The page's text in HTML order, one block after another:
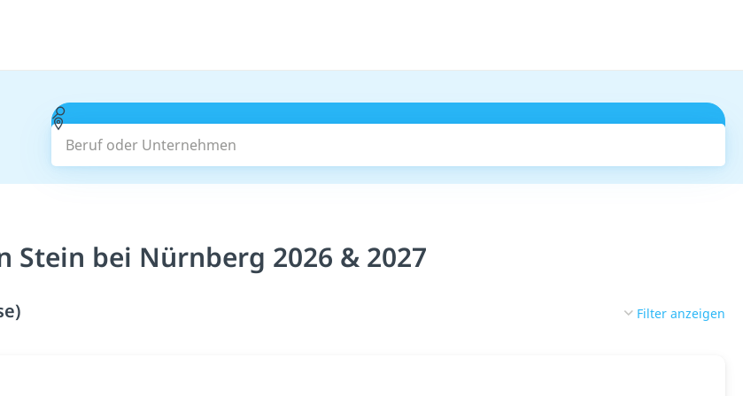
Beruf oder Unternehmen
bei Nürnberg 2026 & 2027
Filter anzeigen